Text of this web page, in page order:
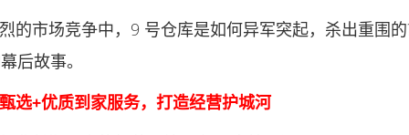
市场竞争中，9 号仓库是如何异军突起，杀出重围的
后故事。
+优质到家服务，打造经营护城河